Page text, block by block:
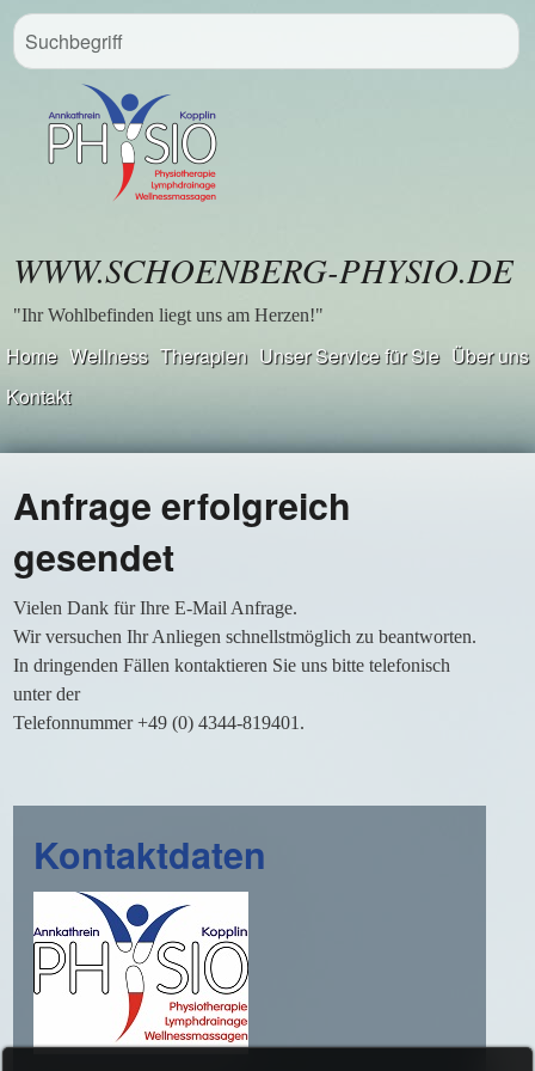
WWW.SCHOENBERG-PHYSIO.DE
"Ihr Wohlbefinden liegt uns am Herzen!"
Home Wellness Therapien Unser Service für Sie Über uns
Kontakt
Anfrage erfolgreich
gesendet
Vielen Dank für Ihre E-Mail Anfrage.
Wir versuchen Ihr Anliegen schnellstmöglich zu beantworten.
In dringenden Fällen kontaktieren Sie uns bitte telefonisch
unter der
Telefonnummer +49 (0) 4344-819401.
Kontaktdaten